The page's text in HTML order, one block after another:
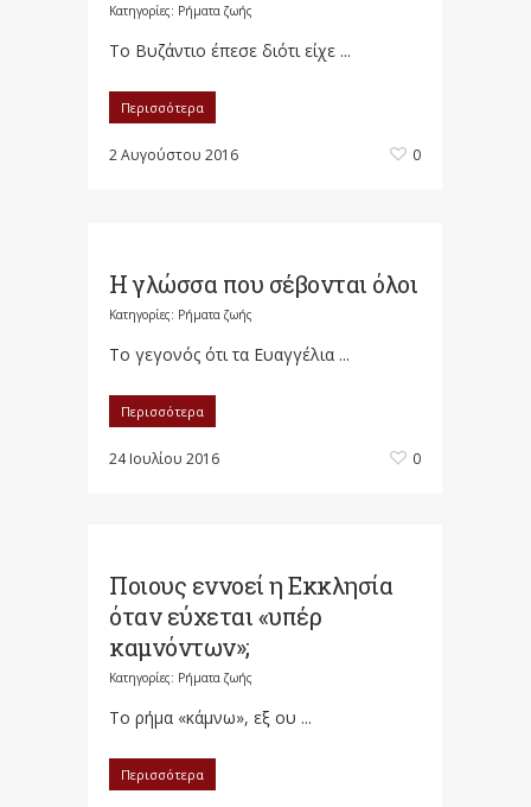
Κατηγορίες: Ρήματα ζωής
Το Βυζάντιο έπεσε διότι είχε ...
Περισσότερα
2 Αυγούστου 2016 0
Η γλώσσα που σέβονται όλοι
Κατηγορίες: Ρήματα ζωής
Το γεγονός ότι τα Ευαγγέλια ...
Περισσότερα
24 Ιουλίου 2016 0
Ποιους εννοεί η Εκκλησία
όταν εύχεται «υπέρ
καμνόντων»;
Κατηγορίες: Ρήματα ζωής
Το ρήμα «κάμνω», εξ ου ...
Περισσότερα